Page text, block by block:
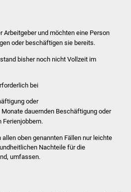
Sanierung Hallenbad
Sanierung Bizethalle
Ortsentwicklung
Presse
Bürger & Service
Was erledige ich wo
Arbeitgeber und möchten eine Person
oder beschäftigen sie bereits.
bisher noch nicht Vollzeit im
bei
oder
dauernden Beschäftigung oder
oben genannten Fällen nur leichte
Nachteile für die
umfassen.